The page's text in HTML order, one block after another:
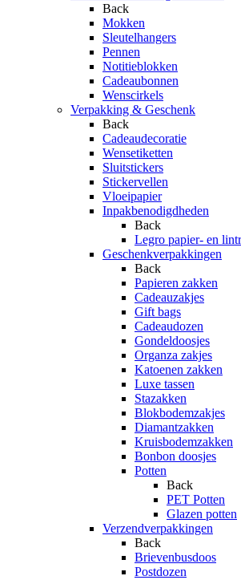
Back
Mokken
Sleutelhangers
Pennen
Notitieblokken
Cadeaubonnen
Wenscirkels
Verpakking & Geschenk
Back
Cadeaudecoratie
Wensetiketten
Sluitstickers
Stickervellen
Vloeipapier
Inpakbenodigdheden
Back
Legro papier- en
Geschenkverpakkingen
Back
Papieren zakken
Cadeauzakjes
Gift bags
Cadeaudozen
Gondeldoosjes
Organza zakjes
Katoenen zakken
Luxe tassen
Stazakken
Blokbodemzakjes
Diamantzakken
Kruisbodemzakken
Bonbon doosjes
Potten
Back
PET Potten
Glazen potten
Verzendverpakkingen
Back
Brievenbusdoos
Postdozen